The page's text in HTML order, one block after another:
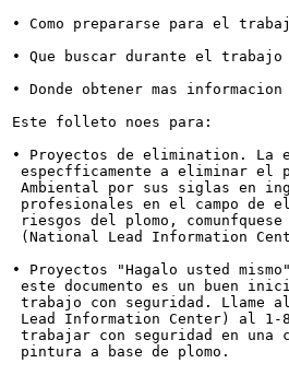
• Como prepararse para el
• Que buscar durante el
• Donde obtener mas
Este folleto noes para:
• Proyectos de elimination. La
especfficamente a eliminar el
Ambiental por sus siglas en
profesionales en el campo de
riesgos del plomo,
(National Lead Information
• Proyectos "Hagalo usted
este documento es un buen
trabajo con seguridad. Llame
Lead Information Center) al 1-
trabajar con seguridad en una
pintura a base de plomo.